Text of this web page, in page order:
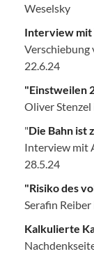
Weselsky
Interview mit
Verschiebung
22.6.24
"Einstweilen
Oliver
"Die Bahn ist
Interview mit
28.5.24
"Risiko des
Serafin
Kalkulierte